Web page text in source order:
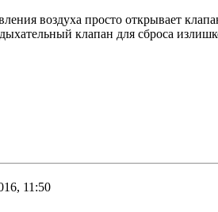
воздуха просто открывает
клапан для сброса
11:50